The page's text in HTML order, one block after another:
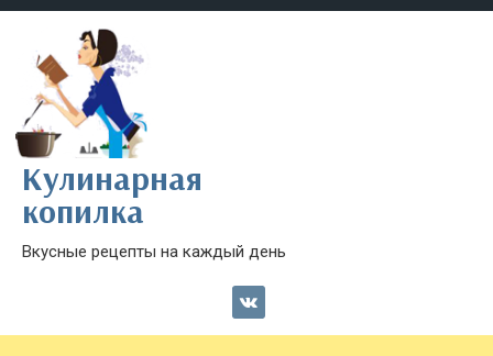
Кулинарная
копилка
Вкусные рецепты на каждый день